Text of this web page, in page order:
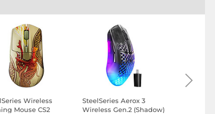
Souris gamer optique
Souris gaming filaire
Wireless
Mouse CS2
SteelSeries Aerox 3
Wireless Gen.2 (Shadow)